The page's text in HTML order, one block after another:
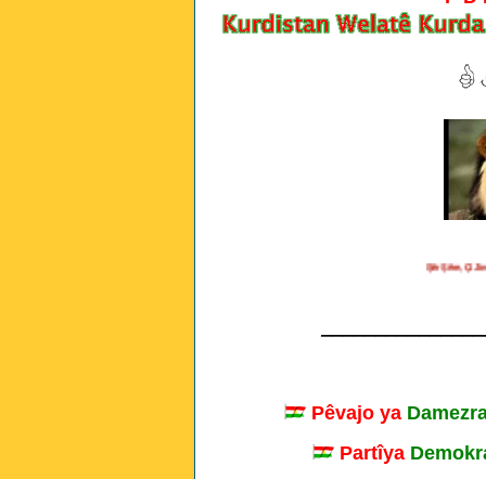
Şêr Şêre, Çi Jine,
Pêvajo ya
Partîya